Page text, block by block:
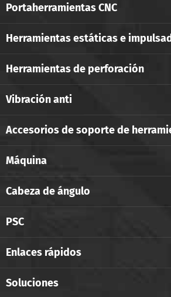
Portaherramientas CNC
Herramientas estáticas e
Herramientas de perforación
Vibración anti
Accesorios de soporte de
Máquina
Cabeza de ángulo
PSC
Enlaces rápidos
Soluciones